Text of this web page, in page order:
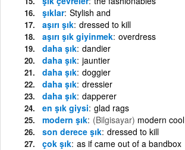
şıklar Stylish and
aşırı şık dressed to kill
aşırı şık giyinmek overdress
daha şık dandier
daha şık jauntier
daha şık doggier
daha şık dressier
daha şık dapperer
en şık giysi glad rags
modern şık (Bilgisayar) modern cool
son derece şık dressed to kill
çok şık as if came out of a bandbox